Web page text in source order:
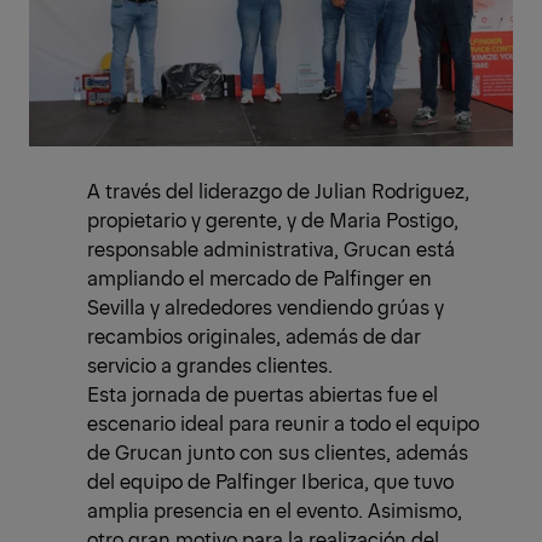
A través del liderazgo de Julian Rodriguez,
propietario y gerente, y de Maria Postigo,
responsable administrativa, Grucan está
ampliando el mercado de Palfinger en
Sevilla y alrededores vendiendo grúas y
recambios originales, además de dar
servicio a grandes clientes.
Esta jornada de puertas abiertas fue el
escenario ideal para reunir a todo el equipo
de Grucan junto con sus clientes, además
del equipo de Palfinger Iberica, que tuvo
amplia presencia en el evento. Asimismo,